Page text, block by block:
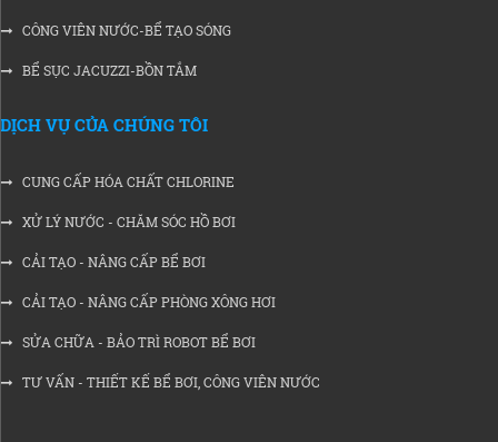
CÔNG VIÊN NƯỚC-BỂ TẠO SÓNG
BỂ SỤC JACUZZI-BỒN TẮM
DỊCH VỤ CỦA CHÚNG TÔI
CUNG CẤP HÓA CHẤT CHLORINE
XỬ LÝ NƯỚC - CHĂM SÓC HỒ BƠI
CẢI TẠO - NÂNG CẤP BỂ BƠI
CẢI TẠO - NÂNG CẤP PHÒNG XÔNG HƠI
SỬA CHỮA - BẢO TRÌ ROBOT BỂ BƠI
TƯ VẤN - THIẾT KẾ BỂ BƠI, CÔNG VIÊN NƯỚC